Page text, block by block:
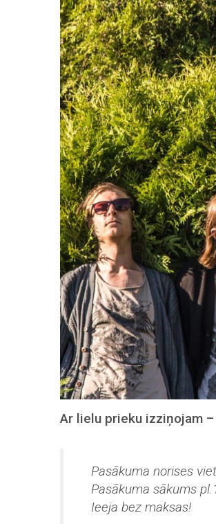
Ar lielu prieku izziņojam
Pasākuma norises
Pasākuma sākums
Ieeja bez maksas!